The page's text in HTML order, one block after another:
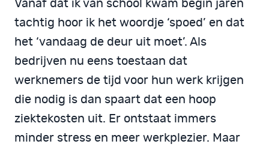
Vanaf dat ik van school kwam begin jaren
tachtig hoor ik het woordje ‘spoed’ en dat
het ‘vandaag de deur uit moet’. Als
bedrijven nu eens toestaan dat
werknemers de tijd voor hun werk krijgen
die nodig is dan spaart dat een hoop
ziektekosten uit. Er ontstaat immers
minder stress en meer werkplezier. Maar